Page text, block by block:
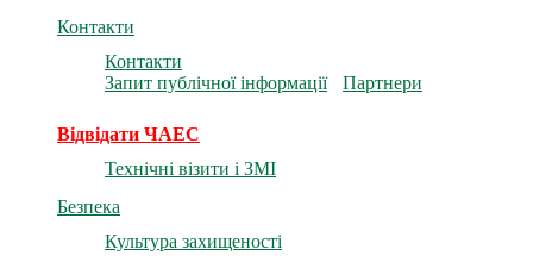
Контакти
Контакти
Запит публічної інформації
Партнери
Відвідати ЧАЕС
Технічні візити і ЗМІ
Безпека
Культура захищеності